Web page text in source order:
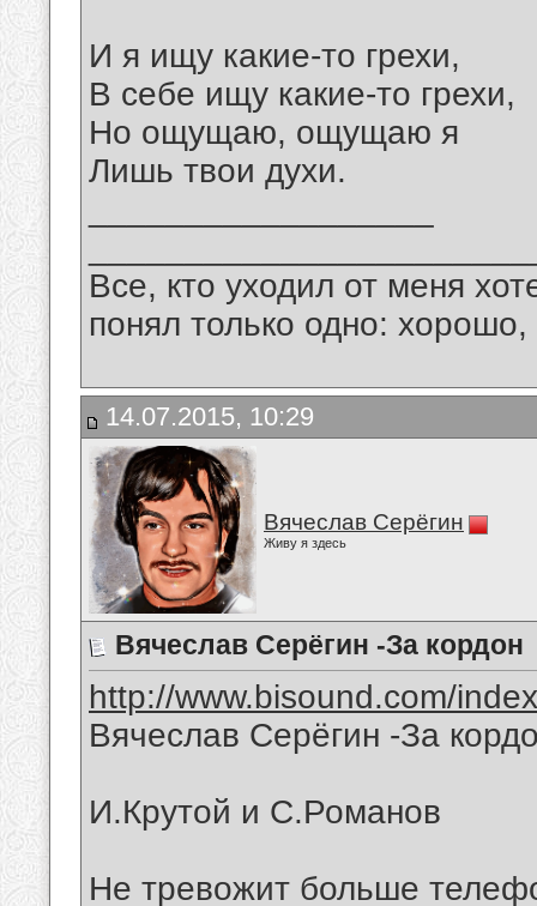
И я ищу какие-то грехи,
В себе ищу какие-то грехи,
Но ощущаю, ощущаю я
Лишь твои духи.
Все, кто уходил от меня
понял только одно:
14.07.2015, 10:29
Вячеслав Серёгин
Живу я здесь
Вячеслав Серёгин -За кордон
http://www.bisound.com/
Вячеслав Серёгин -За
И.Крутой и С.Романов
Не тревожит больше